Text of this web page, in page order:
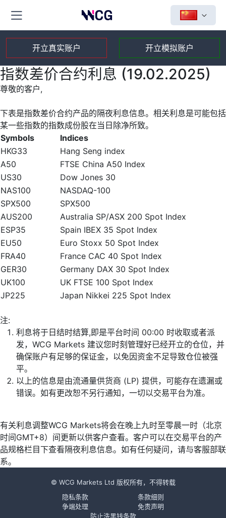
开立真实账户 开立模拟账户
指数差价合约利息 (19.02.2025)
尊敬的客户,
下表是指数差价合约产品的隔夜利息信息。相关利息是可能包括
某一些指数的指数成份股在当日除净所致。
Symbols
Indices
HKG33
Hang Seng index
A50
FTSE China A50 Index
US30
Dow Jones 30
NAS100
NASDAQ-100
SPX500
SPX500
AUS200
Australia SP/ASX 200 Spot Index
ESP35
Spain IBEX 35 Spot Index
EU50
Euro Stoxx 50 Spot Index
FRA40
France CAC 40 Spot Index
GER30
Germany DAX 30 Spot Index
UK100
UK FTSE 100 Spot Index
JP225
Japan Nikkei 225 Spot Index
注:
利息将于日结时结算,即是平台时间 00:00 时收取或者派
发，WCG Markets 建议您时刻管理好已经开立的仓位，并
确保账户有足够的保证金，以免因资金不足导致仓位被强
平。
以上的信息是由流通量供货商 (LP) 提供，可能存在遗漏或
错误。如有更改恕不另行通知，一切以交易平台为准。
有关利息调整WCG Markets将会在晚上九时至零晨一时（北京
时间GMT+8）间更新以供客户查看。客户可以在交易平台的产
品规格栏目下查看隔夜利息信息。如有任何疑问，请与客服部联
系。
© WCG Markets Ltd 版权所有，不得转载
隐私条款
条款细则
争端处理
免责声明
防止洗黑钱条款